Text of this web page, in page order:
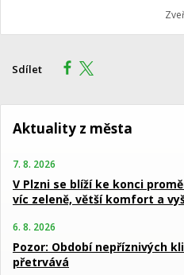
Sdílet
Aktuality z města
7. 8. 2026
V Plzni se blíží ke konci
víc zeleně, větší komfort a
6. 8. 2026
Pozor: Období nepříznivých
přetrvává